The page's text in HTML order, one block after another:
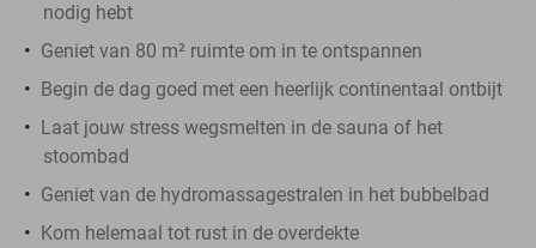
nodig hebt
Geniet van 80 m² ruimte om in te ontspannen
Begin de dag goed met een heerlijk continentaal ontbijt
Laat jouw stress wegsmelten in de sauna of het
stoombad
Geniet van de hydromassagestralen in het bubbelbad
Kom helemaal tot rust in de overdekte